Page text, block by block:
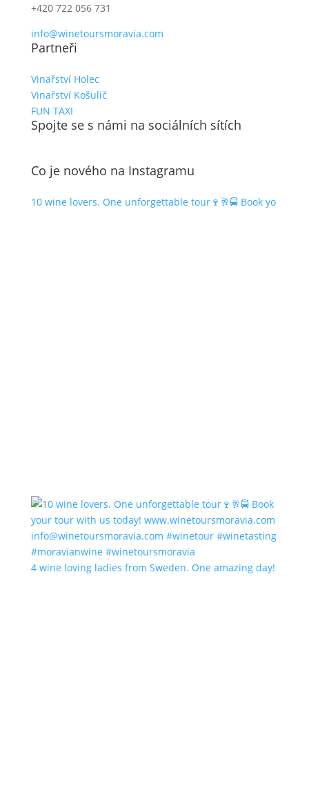
+420 722 056 731
info@winetoursmoravia.com
Partneři
Vinařství Holec
Vinařství Košulič
FUN TAXI
Spojte se s námi na sociálních sítích
Co je nového na Instagramu
10 wine lovers. One unforgettable tour🍷🥂🚍 Book yo
4 wine loving ladies from Sweden. One amazing day!